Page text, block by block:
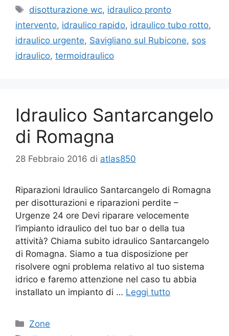
Tag
disotturazione wc, idraulico pronto
intervento, idraulico rapido, idraulico tubo rotto,
idraulico urgente, Savigliano sul Rubicone, sos
idraulico, termoidraulico
Idraulico Santarcangelo
di Romagna
28 Febbraio 2016 di atlas850
Riparazioni Idraulico Santarcangelo di Romagna
per disotturazioni e riparazioni perdite –
Urgenze 24 ore Devi riparare velocemente
l’impianto idraulico del tuo bar o della tua
attività? Chiama subito idraulico Santarcangelo
di Romagna. Siamo a tua disposizione per
risolvere ogni problema relativo al tuo sistema
idrico e faremo attenzione nel caso tu abbia
installato un impianto di … Leggi tutto
Categorie
Zone